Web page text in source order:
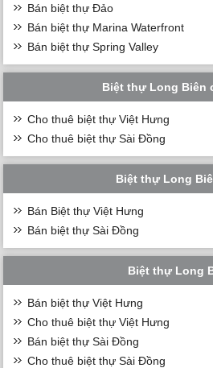
Bán biệt thự Đảo
Bán biệt thự Marina Waterfront
Bán biệt thự Spring Valley
Biệt thự Long Biên
Cho thuê biệt thự Việt Hưng
Cho thuê biệt thự Sài Đồng
Biệt thự Long
Bán Biệt thự Việt Hưng
Bán biệt thự Sài Đồng
Biệt thự Long
Bán biệt thự Việt Hưng
Cho thuê biệt thự Việt Hưng
Bán biệt thự Sài Đồng
Cho thuê biệt thự Sài Đồng